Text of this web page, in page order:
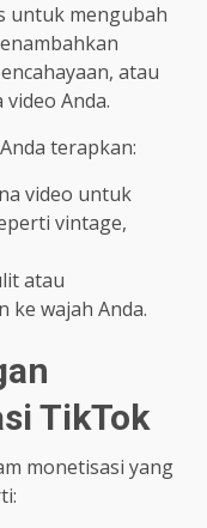
untuk mengubah
atau
Anda.
terapkan:
video untuk
vintage,
atau
ke wajah Anda.
TikTok
monetisasi yang